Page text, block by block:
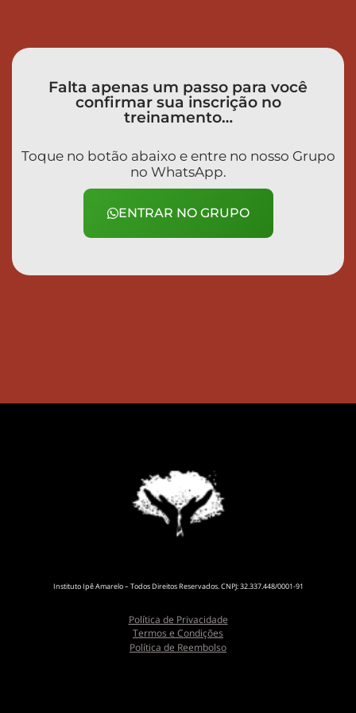
Falta apenas um passo para você
confirmar sua inscrição no
treinamento…
Toque no botão abaixo e entre no nosso Grupo
no WhatsApp.
ENTRAR NO GRUPO
Instituto Ipê Amarelo – Todos Direitos Reservados. CNPJ: 32.337.448/0001-91
Política de Privacidade
Termos e Condições
Política de Reembolso